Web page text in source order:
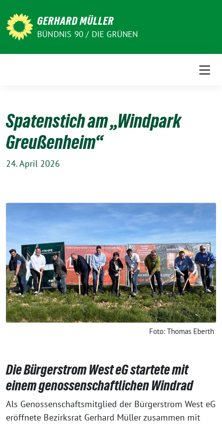
zum
Inhalt
GERHARD MÜLLER
BÜNDNIS 90 / DIE GRÜNEN
Spatenstich am „Windpark
Greußenheim“
24. April 2026
Foto: Thomas Eberth
Die Bürgerstrom West eG startete mit
einem genossenschaftlichen Windrad
Als Genossenschaftsmitglied der Bürgerstrom West eG
eröffnete Bezirksrat Gerhard Müller zusammen mit